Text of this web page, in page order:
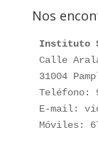
Nos
Instituto
Calle
31004
Teléfono:
E-mail:
Móviles: